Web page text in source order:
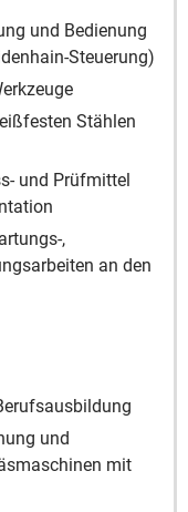
und Bedienung
Steuerung)
Stählen
und Prüfmittel
,
an den
und
mit